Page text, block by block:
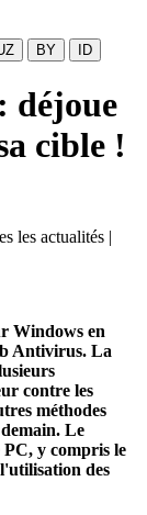
BY ID
déjoue
cible !
les actualités |
Windows en
Antivirus. La
contre les
méthodes
Le
PC, y compris le
des